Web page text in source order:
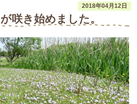
2018年04月12日
咲き始めました。